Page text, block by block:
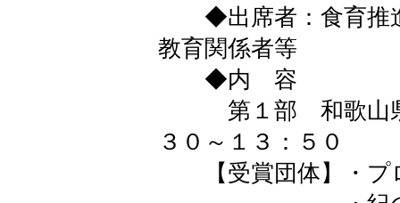
◆出席者：食育推進
教育関係者等
◆内 容
第１部 和歌山県
３０～１３：５０
【受賞団体】・プ